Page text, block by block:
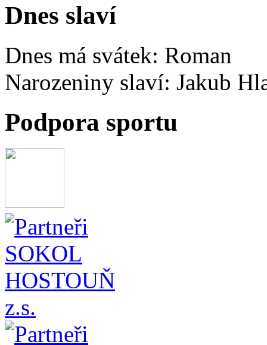
Dnes slaví
Dnes má svátek: Roman
Narozeniny slaví: Jakub
Podpora sportu